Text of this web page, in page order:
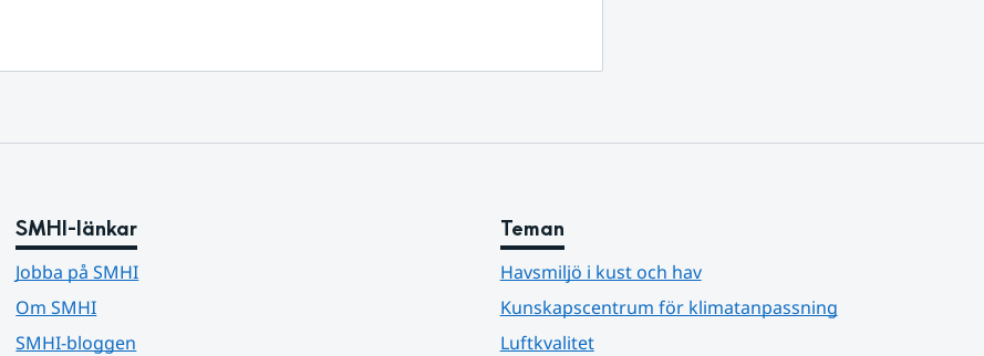
SMHI-länkar
Jobba på SMHI
Om SMHI
SMHI-bloggen
Teman
Havsmiljö i kust och hav
Kunskapscentrum för klimatanpassning
Luftkvalitet